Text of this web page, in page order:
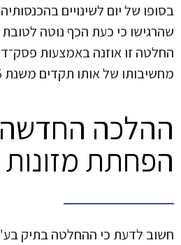
בסופו של יום לשינויים
שהרגישו כי כעת הכף נוטה לטובת
החלטה זו אוזנה באמצעות
מחשיבותו של אותו תקדים משנת 2015 שעליו נרחיב להלן.
ההלכה החדשה
הפחתת מזונות